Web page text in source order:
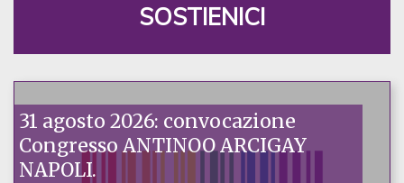
SOSTIENICI
31 agosto 2026: convocazione
Congresso ANTINOO ARCIGAY
NAPOLI.